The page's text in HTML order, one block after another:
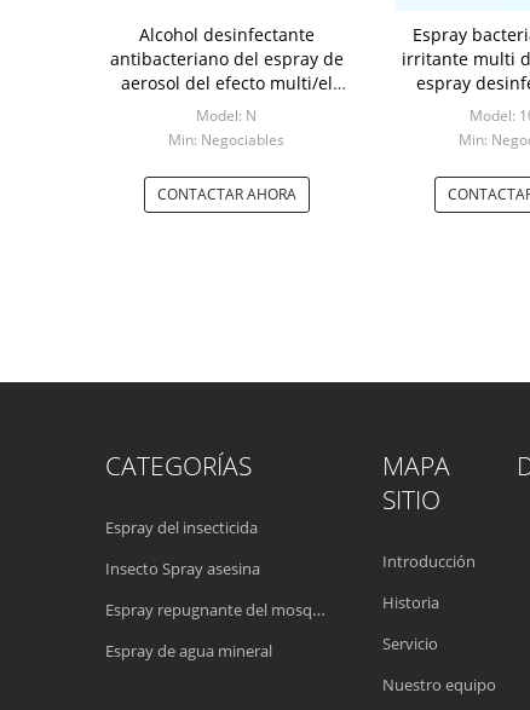
Alcohol desinfectante
antibacteriano del espray de
aerosol del efecto multi/el
75%
Model: N
Min: Negociables
CONTACTAR AHORA
Espray
irritante multi
espray
alcoholModel:
Min:
CATEGORÍAS
Espray del insecticida
Insecto Spray asesina
Espray repugnante del mosquito
Espray de agua mineral
MAPA
SITIO
Introducción
Historia
Servicio
Nuestro equipo